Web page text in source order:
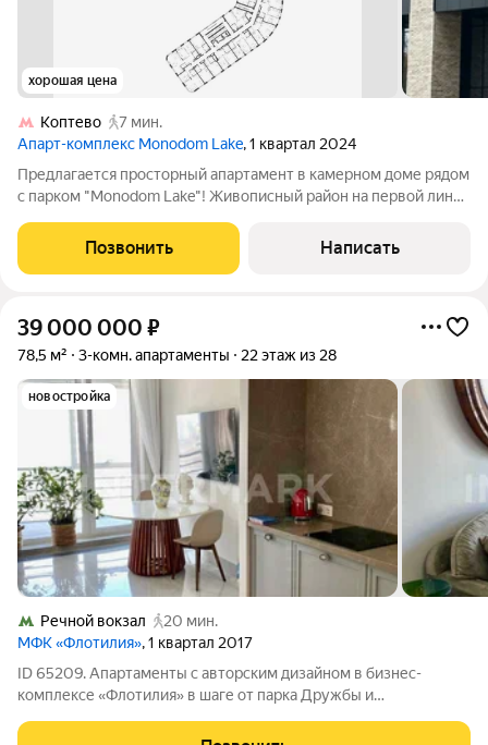
хорошая цена
Коптево
7 мин.
Апарт-комплекс Monodom Lake, 1 квартал 2024
Предлагается просторный апартамент в камерном доме рядом
с парком "Monodom Lake"! Живописный район на первой линии
3.1м. Подземный паркинг! 3 минуты на автомобиле до
Ленинградского шоссе. В 9
Позвонить Написать
39 000 000 ₽
78,5 м² 3-комн. апартаменты 22 этаж из 28
новостройка
Речной вокзал
20 мин.
МФК «Флотилия», 1 квартал 2017
ID 65209. Апартаменты с авторским дизайном в бизнес-
комплексе «Флотилия» в шаге от парка Дружбы и
комфортная планировка: кухня-гостиная, мастер-спальня с